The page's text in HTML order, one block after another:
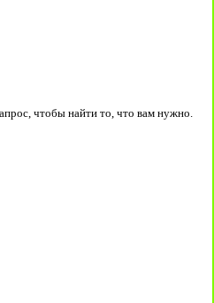
чтобы найти то, что вам нужно.